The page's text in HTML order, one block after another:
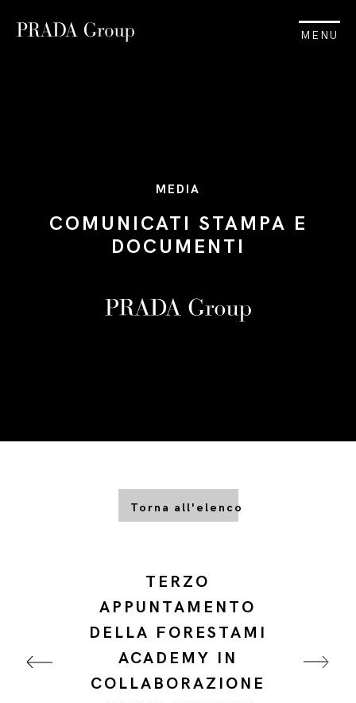
MENU
MEDIA
COMUNICATI STAMPA E
DOCUMENTI
Torna all'elenco
TERZO
APPUNTAMENTO
DELLA FORESTAMI
ACADEMY IN
COLLABORAZIONE